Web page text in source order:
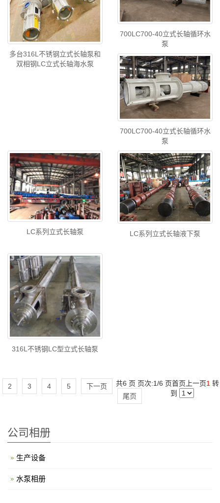
多台316L不锈钢立式长轴泵和
双相钢LC立式长轴海水泵
700LC700-40立式长轴循环水
泵
700LC700-40立式长轴循环水
泵
LC系列立式长轴泵 LC系列立式长轴液下泵
316L不锈钢LC型立式长轴泵
共6 页 页次:1/6 页首页 上一页1
2 3 4 5
下一页
尾页
转
到
公司相册
生产设备
水泵相册